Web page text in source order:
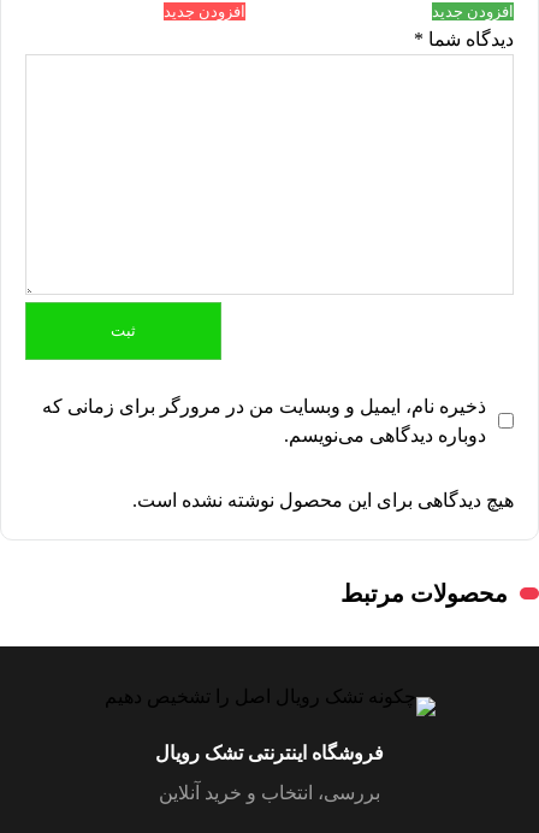
دیدگاه شما *
افزودن جدید افزودن جدید
ذخیره نام، ایمیل و وبسایت من در مرورگر برای زمانی که
دوباره دیدگاهی می‌نویسم.
هیچ دیدگاهی برای این محصول نوشته نشده است.
محصولات مرتبط
فروشگاه اینترنتی تشک رویال
بررسی، انتخاب و خرید آنلاین